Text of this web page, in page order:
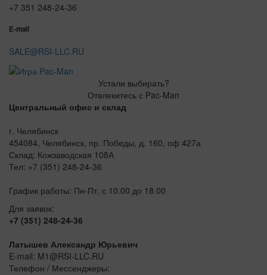
+7 351 248-24-36
E-mail
SALE@RSI-LLC.RU
Устали выбирать?
Отвлекитесь с Pac-Man
Центральный офис и склад
г. Челябинск
454084, Челябинск, пр. Победы, д. 160, оф 427а
Склад: Кожзаводская 108А
Тел: +7 (351) 248-24-36
График работы: Пн-Пт, с 10.00 до 18.00
Для заявок:
+7 (351) 248-24-36
Латышев Александр Юрьевич
E-mail: M1@RSI-LLC.RU
Телефон / Мессенджеры: